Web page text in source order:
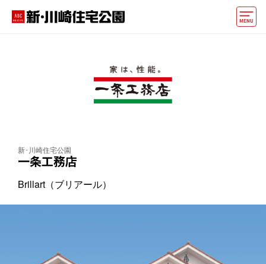
住宅会社・ハウスメーカー
イベント情報・プレゼント
好みからモデルハウスを探す
新･川崎住宅公園
一条工務店
Brillart（ブリアール）